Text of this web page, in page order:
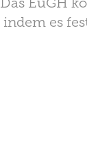
indem es